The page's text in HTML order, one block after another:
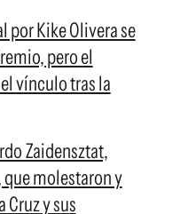
por Kike Olivera se
pero el
vínculo tras la
Zaidensztat,
molestaron y
Cruz y sus